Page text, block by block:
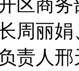
区商
周丽
责人